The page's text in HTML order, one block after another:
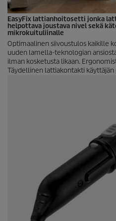
EasyFix lattianhoitosetti jonka
helpottava joustava nivel sekä
mikrokuituliinalle
Optimaalinen siivoustulos kaikille
uuden lamella-teknologian
ilman kosketusta likaan.
Täydellinen lattiakontakti